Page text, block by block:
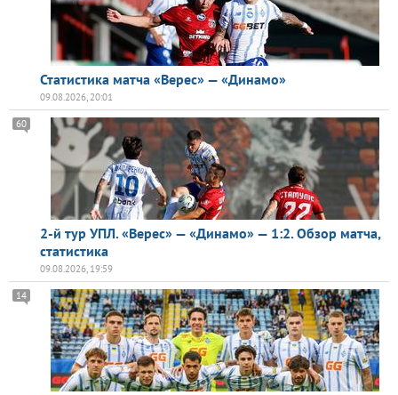
Статистика матча «Верес» — «Динамо»
09.08.2026, 20:01
2-й тур УПЛ. «Верес» — «Динамо» — 1:2. Обзор матча,
статистика
60
09.08.2026, 19:59
14